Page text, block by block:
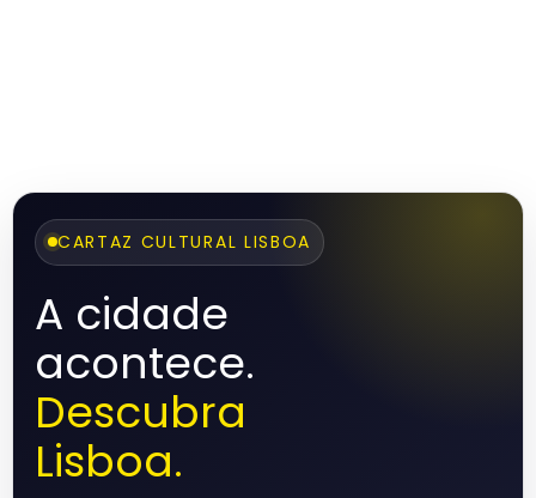
CARTAZ CULTURAL LISBOA
A cidade
acontece.
Descubra
Lisboa.